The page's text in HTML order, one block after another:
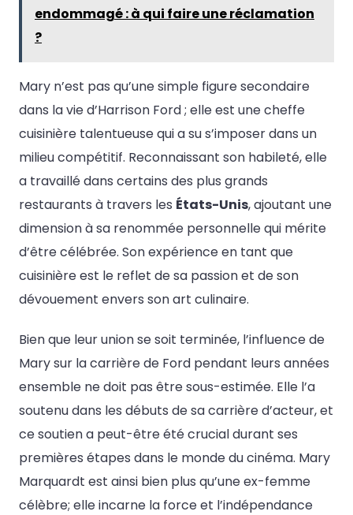
endommagé : à qui faire une réclamation
?
Mary n’est pas qu’une simple figure secondaire
dans la vie d’Harrison Ford ; elle est une cheffe
cuisinière talentueuse qui a su s’imposer dans un
milieu compétitif. Reconnaissant son habileté, elle
a travaillé dans certains des plus grands
restaurants à travers les États-Unis, ajoutant une
dimension à sa renommée personnelle qui mérite
d’être célébrée. Son expérience en tant que
cuisinière est le reflet de sa passion et de son
dévouement envers son art culinaire.
Bien que leur union se soit terminée, l’influence de
Mary sur la carrière de Ford pendant leurs années
ensemble ne doit pas être sous-estimée. Elle l’a
soutenu dans les débuts de sa carrière d’acteur, et
ce soutien a peut-être été crucial durant ses
premières étapes dans le monde du cinéma. Mary
Marquardt est ainsi bien plus qu’une ex-femme
célèbre; elle incarne la force et l’indépendance